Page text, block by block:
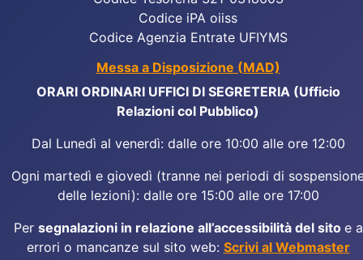
Codice iPA oiiss
Codice Agenzia Entrate UFIYMS
Messa a Disposizione (MAD)
ORARI ORDINARI UFFICI DI SEGRETERIA (Ufficio
Relazioni col Pubblico)
Dal Lunedì al venerdì: dalle ore 10:00 alle ore 12:00
Ogni martedì e giovedì (tranne nei periodi di
delle lezioni): dalle ore 15:00 alle ore 17:00
Per segnalazioni in relazione all’accessibilità del sito e a
errori o mancanze sul sito web: Scrivi al Webmaster